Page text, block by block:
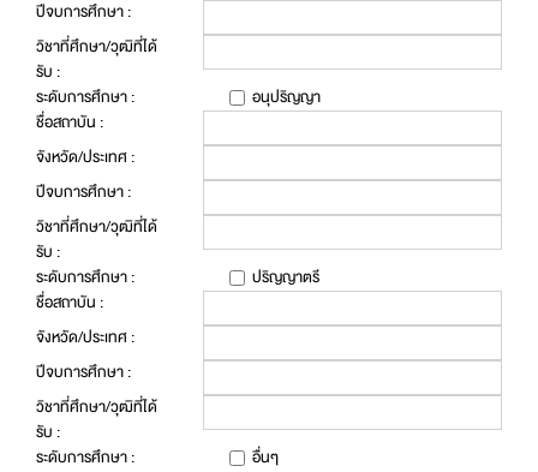
ปีจบการศึกษา :
วิชาที่ศึกษา/วุฒิที่ได้
รับ :
ระดับการศึกษา :
อนุปริญญา
ชื่อสถาบัน :
จังหวัด/ประเทศ :
ปีจบการศึกษา :
วิชาที่ศึกษา/วุฒิที่ได้
รับ :
ระดับการศึกษา :
ปริญญาตรี
ชื่อสถาบัน :
จังหวัด/ประเทศ :
ปีจบการศึกษา :
วิชาที่ศึกษา/วุฒิที่ได้
รับ :
ระดับการศึกษา :
อื่นๆ